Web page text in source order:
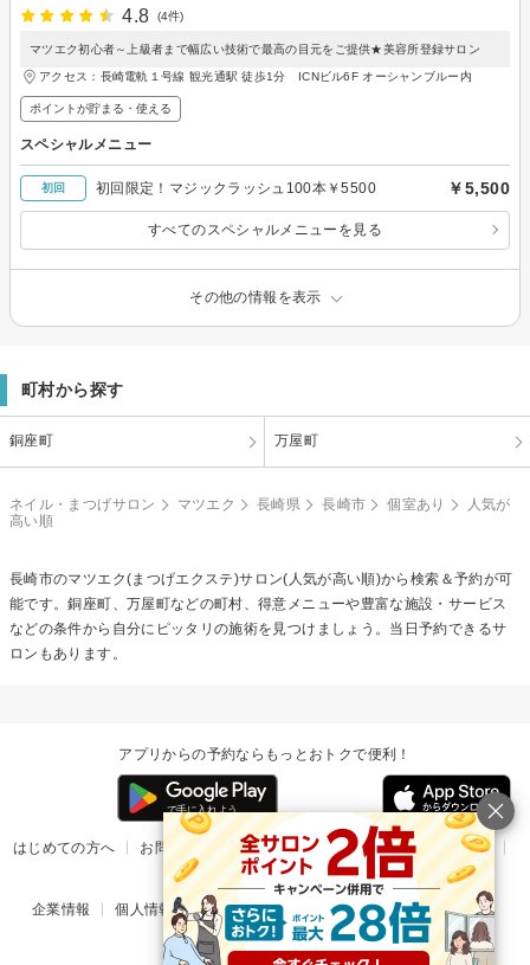
4.8
(4件)
マツエク初心者～上級者まで幅広い技術で最高の目元をご提供★美容所登録サロン
アクセス：長崎電軌１号線 観光通駅 徒歩1分 ICNビル6F オーシャンブルー内
ポイントが貯まる・使える
スペシャルメニュー
初回 初回限定！マジックラッシュ100本￥5500 ￥5,500
すべてのスペシャルメニューを見る
その他の情報を表示
町村から探す
銅座町 万屋町
ネイル・まつげサロン マツエク 長崎県 長崎市 個室あり
人気が
高い順
長崎市のマツエク(まつげエクステ)サロン(人気が高い順)から検索＆予約が可
能です。銅座町、万屋町などの町村、得意メニューや豊富な施設・サービス
などの条件から自分にピッタリの施術を見つけましょう。当日予約できるサ
ロンもあります。
アプリからの予約ならもっとおトクで便利！
はじめての方へ お問い合わせ ヘルプ リリース情報
利用規約
掲載ご希望のサロン様
企業情報 個人情報保護方針 楽天のサービス一覧 アプリ一覧
© Rakuten Group, Inc.